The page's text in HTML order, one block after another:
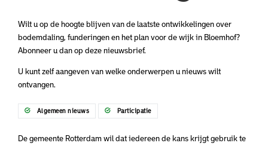
Wilt u op de hoogte blijven van de laatste ontwikkelingen over
bodemdaling, funderingen en het plan voor de wijk in Bloemhof?
Abonneer u dan op deze nieuwsbrief.
U kunt zelf aangeven van welke onderwerpen u nieuws wilt
ontvangen.
Algemeen nieuws Participatie
De gemeente Rotterdam wil dat iedereen de kans krijgt gebruik te